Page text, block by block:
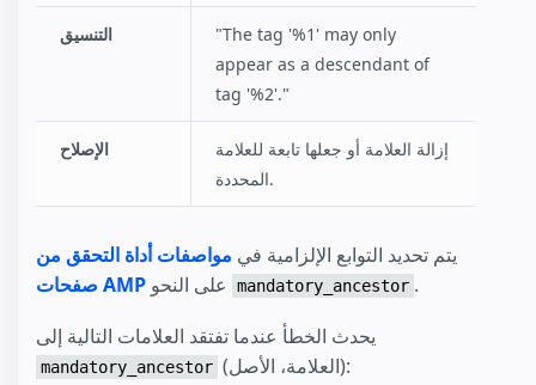
التنسيق
"The tag '%1' may only
appear as a descendant of
tag '%2'."
الإصلاح
إزالة العلامة أو جعلها تابعة للعلامة
المحددة.
يتم تحديد التوابع الإلزامية في مواصفات أداة التحقق من
صفحات AMP
mandatory_ancestor .
يحدث الخطأ عندما تفتقد العلامات التالية إلى
mandatory_ancestor (العلامة، الأصل):